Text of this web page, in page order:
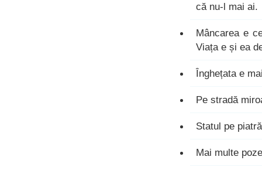
că nu-l mai ai.
Mâncarea e
Viața e și ea
Înghețata e
Pe stradă
Statul pe
Mai multe